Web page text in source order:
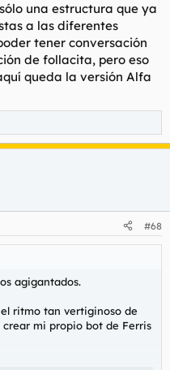
una estructura que ya
a las diferentes
tener conversación
de follacita, pero eso
queda la versión Alfa
#68
agigantados.
ritmo tan vertiginoso de
mi propio bot de Ferris